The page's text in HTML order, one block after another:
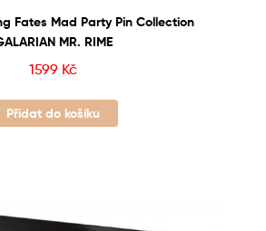
Fates Mad Party Pin Collection
MR. RIME
1599 Kč
Přidat do košíku